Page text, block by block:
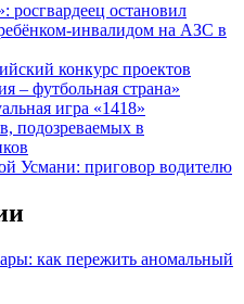
росгвардеец остановил
инвалидом на АЗС в
конкурс проектов
– футбольная страна»
игра «1418»
подозреваемых в
Усмани: приговор водителю
как пережить аномальный